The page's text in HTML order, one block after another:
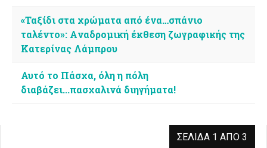
«Ταξίδι στα χρώματα από ένα…σπάνιο
ταλέντο»: Aναδρομική έκθεση ζωγραφικής της
Κατερίνας Λάμπρου
Αυτό το Πάσχα, όλη η πόλη
διαβάζει...πασχαλινά διηγήματα!
ΣΕΛΊΔΑ 1 ΑΠΌ 3